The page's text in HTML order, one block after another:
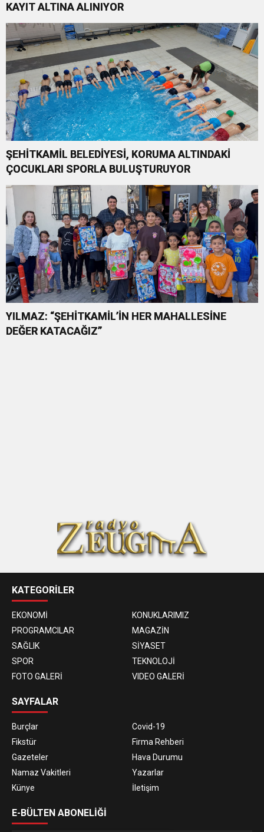
KAYIT ALTINA ALINIYOR
ŞEHİTKAMİL BELEDİYESİ, KORUMA ALTINDAKİ
ÇOCUKLARI SPORLA BULUŞTURUYOR
YILMAZ: “ŞEHİTKAMİL’İN HER MAHALLESİNE
DEĞER KATACAĞIZ”
KATEGORİLER
EKONOMİ
KONUKLARIMIZ
PROGRAMCILAR
MAGAZİN
SAĞLIK
SİYASET
SPOR
TEKNOLOJİ
FOTO GALERİ
VIDEO GALERİ
SAYFALAR
Burçlar
Covid-19
Fikstür
Firma Rehberi
Gazeteler
Hava Durumu
Namaz Vakitleri
Yazarlar
Künye
İletişim
E-BÜLTEN ABONELİĞİ